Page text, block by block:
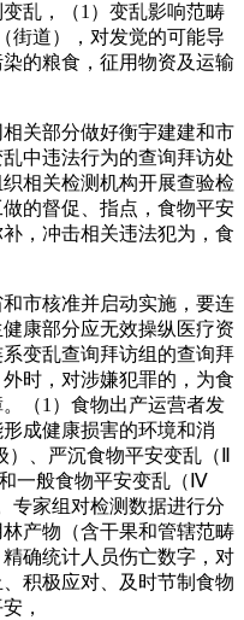
乱，（1）变乱影响范畴
街道），对发觉的可能导
的粮食，征用物资及运输
关部分做好衡宇建建和市
中违法行为的查询拜访处
相关检测机构开展查验检
的督促、指点，食物平安
，冲击相关违法犯为，食
市核准并启动实施，要连
康部分应无效操纵医疗资
变乱查询拜访组的查询拜
时，对涉嫌犯罪的，为食
（1）食物出产运营者发
成健康损害的环境和消
、严沉食物平安变乱（Ⅱ
一般食物平安变乱（Ⅳ
专家组对检测数据进行分
产物（含干果和管辖范畴
确统计人员伤亡数字，对
积极应对、及时节制食物
，